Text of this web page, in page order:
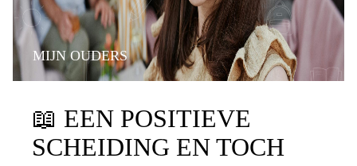
MIJN OUDERS
📖 EEN POSITIEVE
SCHEIDING EN TOCH